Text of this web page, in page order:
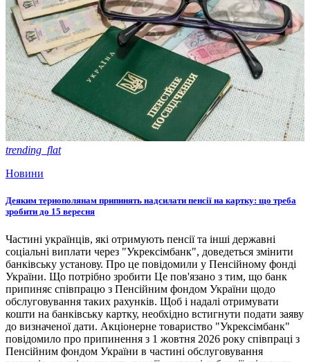
trending_flat
Новини
Деяким тернополянам припинять надсилати пенсії на картку: що треба
зробити до 15 вересня
Частині українців, які отримують пенсії та інші державні
соціальні виплати через "Укрексімбанк", доведеться змінити
банківську установу. Про це повідомили у Пенсійному фонді
України. Що потрібно зробити Це пов'язано з тим, що банк
припиняє співпрацю з Пенсійним фондом України щодо
обслуговування таких рахунків. Щоб і надалі отримувати
кошти на банківську картку, необхідно встигнути подати заяву
до визначеної дати. Акціонерне товариство "Укрексімбанк"
повідомило про припинення з 1 жовтня 2026 року співпраці з
Пенсійним фондом України в частині обслуговування